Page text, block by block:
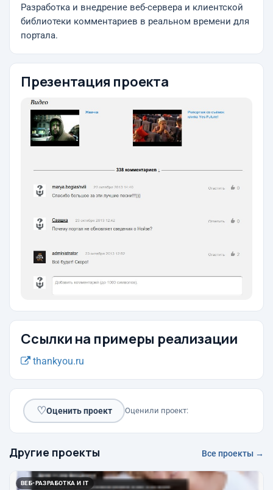
Разработка и внедрение веб-сервера и клиентской
библиотеки комментариев в реальном времени для
портала.
Презентация проекта
Ссылки на примеры реализации
thankyou.ru
♡Оценить проект Оценили проект:
Другие проекты Все проекты →
ВЕБ-РАЗРАБОТКА И IT